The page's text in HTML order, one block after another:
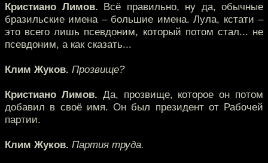
Кристиано Лимов. Всё правильно, ну да, обычные
бразильские имена – большие имена. Лула, кстати –
это всего лишь псевдоним, который потом стал... не
псевдоним, а как сказать...
Клим Жуков. Прозвище?
Кристиано Лимов. Да, прозвище, которое он потом
добавил в своё имя. Он был президент от Рабочей
партии.
Клим Жуков. Партия труда.